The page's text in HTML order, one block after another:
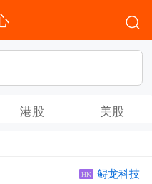
港股 美股
HK 鲟龙科技